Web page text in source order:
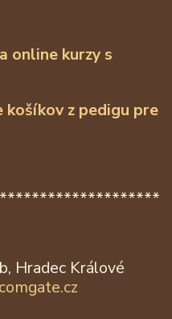
online kurzy s
košíkov z pedigu pre
Hradec Králové
comgate.cz